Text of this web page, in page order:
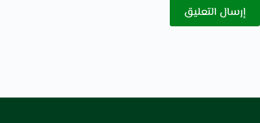
إرسال التعليق